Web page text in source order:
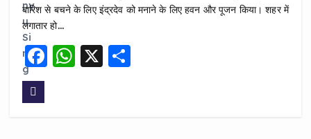
बारिश से बचने के लिए इंद्रदेव को मनाने के लिए हवन और पूजन किया। शहर में
लगातार हो…
F WX S